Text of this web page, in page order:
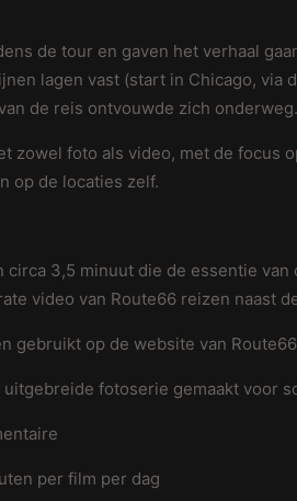
de tour en gaven het verhaal
lagen vast (start in Chicago, via
de reis ontvouwde zich onderweg.
zowel foto als video, met de focus
op de locaties zelf.
circa 3,5 minuut die de essentie
video van Route66 reizen naast
gebruikt op de website van
uitgebreide fotoserie gemaakt voor
per film per dag